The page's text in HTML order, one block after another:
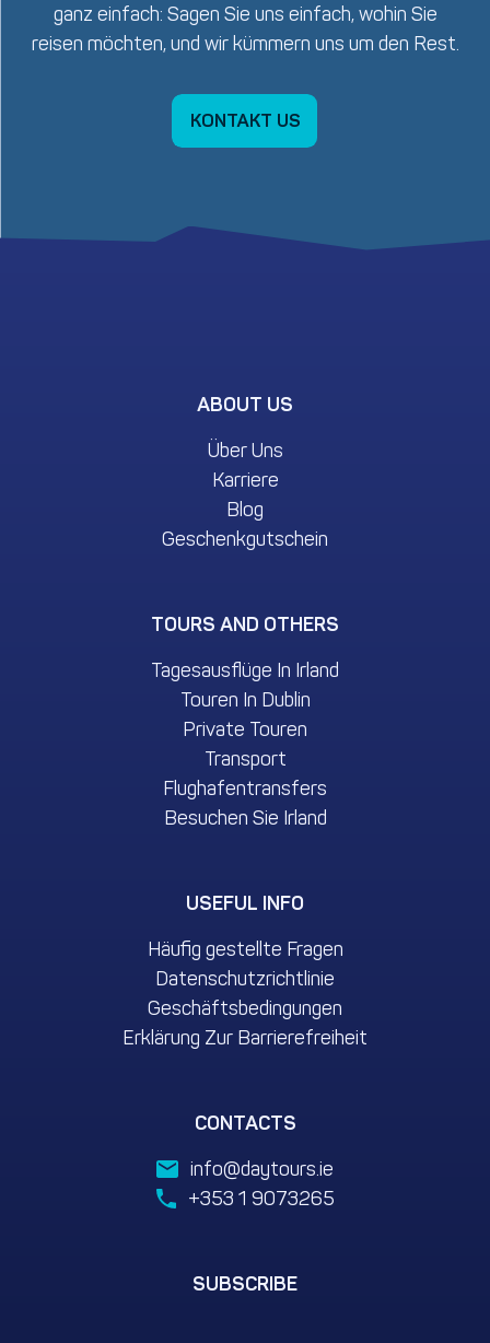
ganz einfach: Sagen Sie uns einfach, wohin Sie
reisen möchten, und wir kümmern uns um den Rest.
KONTAKT US
KONTAKT US
ABOUT US
Über Uns
Karriere
Blog
Geschenkgutschein
TOURS AND OTHERS
Tagesausflüge In Irland
Touren In Dublin
Private Touren
Transport
Flughafentransfers
Besuchen Sie Irland
USEFUL INFO
Häufig gestellte Fragen
Datenschutzrichtlinie
Geschäftsbedingungen
Erklärung Zur Barrierefreiheit
CONTACTS
info@daytours.ie
+353 1 9073265
SUBSCRIBE